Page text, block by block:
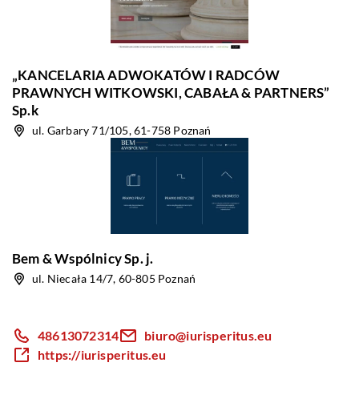
„KANCELARIA ADWOKATÓW I RADCÓW
PRAWNYCH WITKOWSKI, CABAŁA & PARTNERS”
Sp.k
ul. Garbary 71/105, 61-758 Poznań
Bem & Wspólnicy Sp. j.
ul. Niecała 14/7, 60-805 Poznań
48613072314
biuro@iurisperitus.eu
https://iurisperitus.eu